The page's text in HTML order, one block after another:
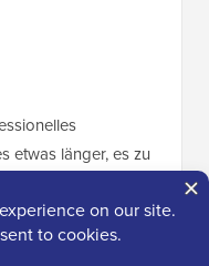
etwas länger, es zu
Plan:Es gibt
der Einstiegspreis